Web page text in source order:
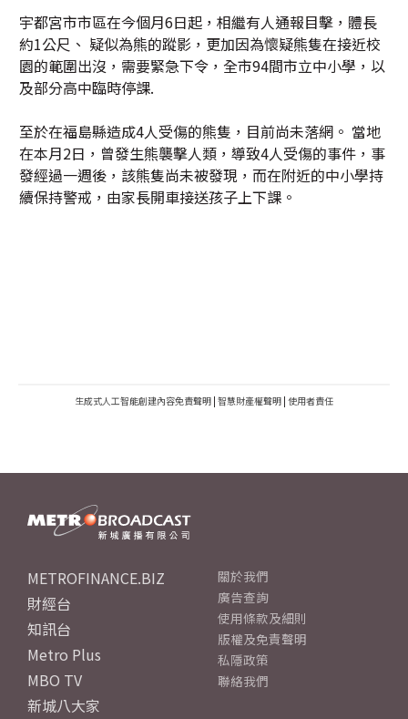
宇都宮市市區在今個月6日起，相繼有人通報目擊，體長
約1公尺、 疑似為熊的蹤影，更加因為懷疑熊隻在接近校
園的範圍出沒，需要緊急下令，全市94間市立中小學，以
及部分高中臨時停課.
至於在福島縣造成4人受傷的熊隻，目前尚未落網。 當地
在本月2日，曾發生熊襲擊人類，導致4人受傷的事件，事
發經過一週後，該熊隻尚未被發現，而在附近的中小學持
續保持警戒，由家長開車接送孩子上下課。
生成式人工智能創建內容免責聲明 | 智慧財產權聲明 | 使用者責任
METROFINANCE.BIZ
財經台
知訊台
Metro Plus
MBO TV
新城八大家
關於我們
廣告查詢
使用條款及細則
版權及免責聲明
私隱政策
聯絡我們